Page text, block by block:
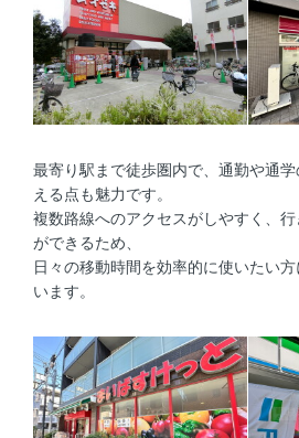
最寄り駅まで徒歩圏内で、通勤や通
える点も魅力です。
複数路線へのアクセスがしやすく、
ができるため、
日々の移動時間を効率的に使いたい
います。